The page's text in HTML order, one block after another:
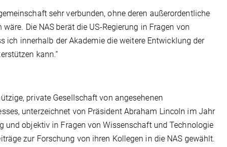
sehr verbunden, ohne deren außerordentliche
Die NAS berät die US-Regierung in Fragen von
innerhalb der Akademie die weitere Entwicklung der
kann.“
private Gesellschaft von angesehenen
unterzeichnet von Präsident Abraham Lincoln im Jahr
objektiv in Fragen von Wissenschaft und Technologie
zur Forschung von ihren Kollegen in die NAS gewählt.